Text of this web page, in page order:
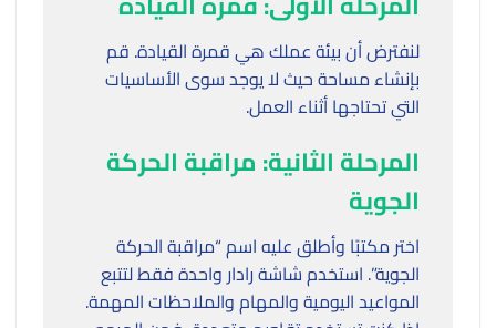
لنفترض أن بيئة عملك هي قمرة القيادة. قم
بإنشاء مساحة حيث لا يوجد سوى الأساسيات
التي تحتاجها أثناء العمل.
المرحلة الثانية: مراقبة الحركة
الجوية
اختر مكتبًا وأطلق عليه اسم “مراقبة الحركة
الجوية”. استخدم شاشة رادار واحدة فقط لتتبع
المواعيد اليومية والمهام والملاحظات المهمة.